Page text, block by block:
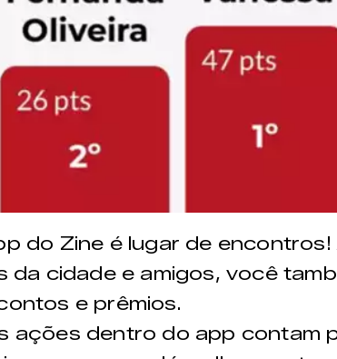
do Zine é lugar de encontros!
da cidade e amigos, você
e prêmios.
ações dentro do app contam